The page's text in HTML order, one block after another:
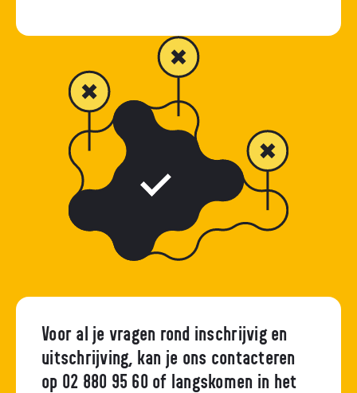
Voor al je vragen rond inschrijvig en
uitschrijving, kan je ons contacteren
op 02 880 95 60 of langskomen in het